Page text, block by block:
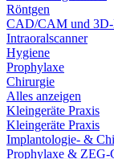
Röntgen
CAD/CAM und
Intraoralscanner
Hygiene
Prophylaxe
Chirurgie
Alles anzeigen
Kleingeräte Praxis
Kleingeräte Praxis
Implantologie- &
Prophylaxe & ZEG-